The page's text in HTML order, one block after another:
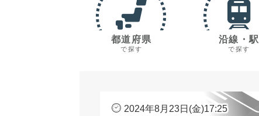
都道府県
で探す
沿線・駅
で探す
2024年8月23日(金)17:25